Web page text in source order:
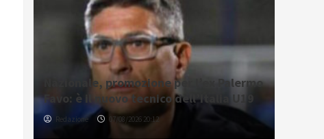
Nazionale, promozione per l’ex Palermo
Favo: è il nuovo tecnico dell’Italia U19
Redazione 07/08/2026 20:12